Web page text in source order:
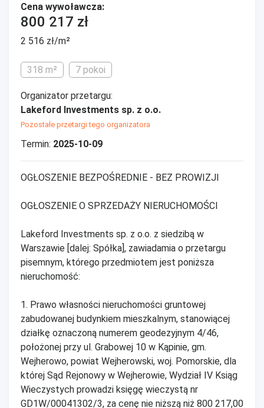
Cena wywoławcza:
800 217 zł
2 516 zł/m²
318 m² 7 pokoi
Organizator przetargu:
Lakeford Investments sp. z o.o.
Pozostałe przetargi tego organizatora
Termin: 2025-10-09
OGŁOSZENIE BEZPOŚREDNIE - BEZ PROWIZJI
OGŁOSZENIE O SPRZEDAŻY NIERUCHOMOŚCI
Lakeford Investments sp. z o.o. z siedzibą w
Warszawie [dalej: Spółka], zawiadamia o przetargu
pisemnym, którego przedmiotem jest poniższa
nieruchomość:
1. Prawo własności nieruchomości gruntowej
zabudowanej budynkiem mieszkalnym, stanowiącej
działkę oznaczoną numerem geodezyjnym 4/46,
położonej przy ul. Grabowej 10 w Kąpinie, gm.
Wejherowo, powiat Wejherowski, woj. Pomorskie, dla
której Sąd Rejonowy w Wejherowie, Wydział IV Ksiąg
Wieczystych prowadzi księgę wieczystą nr
GD1W/00041302/3, za cenę nie niższą niż 800 217,00